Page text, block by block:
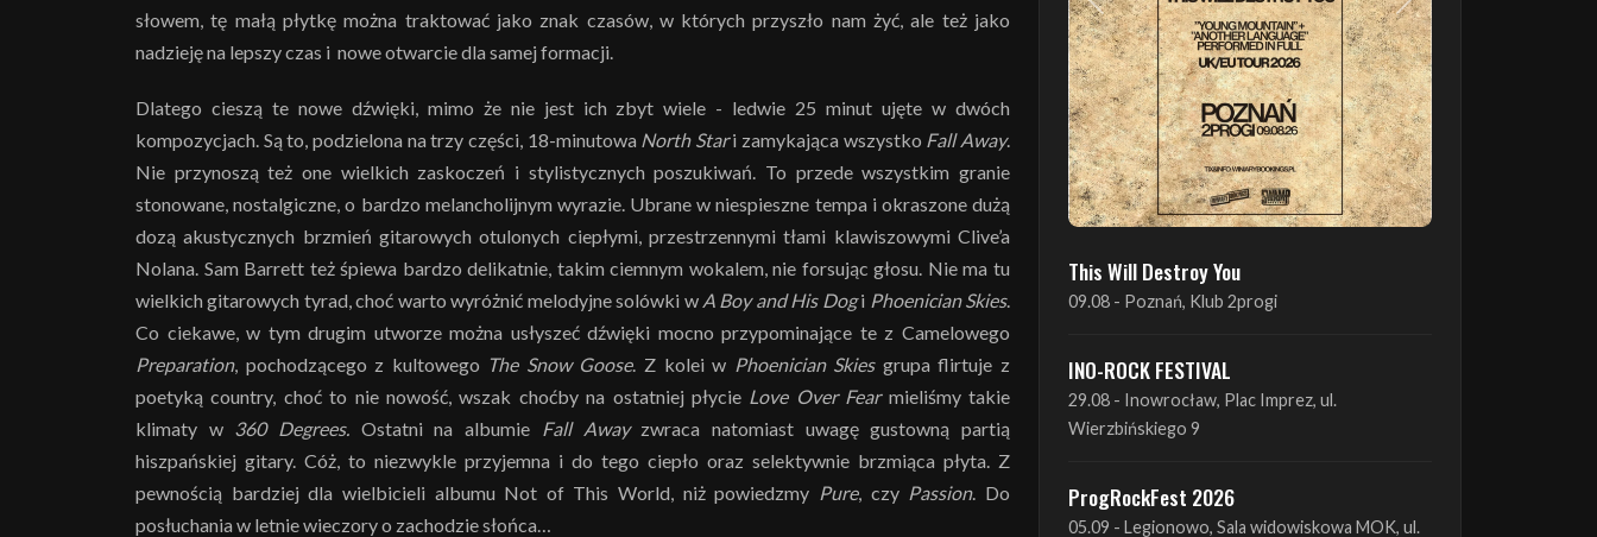
słowem, tę małą płytkę można traktować jako znak czasów, w których przyszło nam żyć, ale też jako
nadzieję na lepszy czas i nowe otwarcie dla samej formacji.
Dlatego cieszą te nowe dźwięki, mimo że nie jest ich zbyt wiele - ledwie 25 minut ujęte w dwóch
kompozycjach. Są to, podzielona na trzy części, 18-minutowa North Stari zamykająca wszystko Fall Away.
Nie przynoszą też one wielkich zaskoczeń i stylistycznych poszukiwań. To przede wszystkim granie
stonowane, nostalgiczne, o bardzo melancholijnym wyrazie. Ubrane w niespieszne tempa i okraszone dużą
dozą akustycznych brzmień gitarowych otulonych ciepłymi, przestrzennymi tłami klawiszowymi Clive’a
Nolana. Sam Barrett też śpiewa bardzo delikatnie, takim ciemnym wokalem, nie forsując głosu. Nie ma tu
wielkich gitarowych tyrad, choć warto wyróżnić melodyjne solówki w A Boy and His Dogi Phoenician Skies.
Co ciekawe, w tym drugim utworze można usłyszeć dźwięki mocno przypominające te z Camelowego
Preparation, pochodzącego z kultowego The Snow Goose. Z kolei w Phoenician Skiesgrupa flirtuje z
poetyką country, choć to nie nowość, wszak choćby na ostatniej płycie Love Over Fearmieliśmy takie
klimaty w 360 Degrees. Ostatni na albumie Fall Awayzwraca natomiast uwagę gustowną partią
hiszpańskiej gitary. Cóż, to niezwykle przyjemna i do tego ciepło oraz selektywnie brzmiąca płyta. Z
pewnością bardziej dla wielbicieli albumu Not of This World, niż powiedzmy Pure, czy Passion. Do
posłuchania w letnie wieczory o zachodzie słońca…
Poprzedni Następny
09.08 - Poznań, Klub 2progi
INO-ROCK FESTIVAL
Wierzbińskiego 9